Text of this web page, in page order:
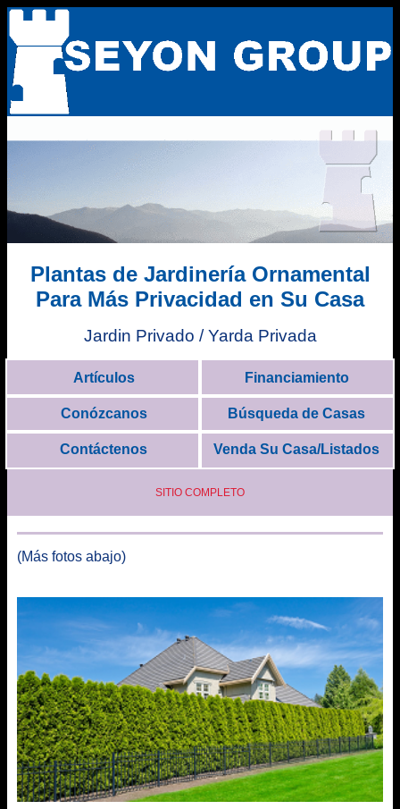
Plantas de Jardinería Ornamental
Para Más Privacidad en Su Casa
Jardin Privado / Yarda Privada
Artículos Financiamiento
Conózcanos Búsqueda de Casas
Contáctenos Venda Su Casa/Listados
SITIO COMPLETO
(Más fotos abajo)